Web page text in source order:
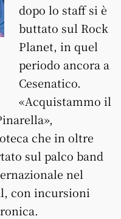
dopo lo staff si è
buttato sul Rock
Planet, in quel
periodo ancora a
Cesenatico.
«Acquistammo il
che in oltre
sul palco band
nel
con incursioni